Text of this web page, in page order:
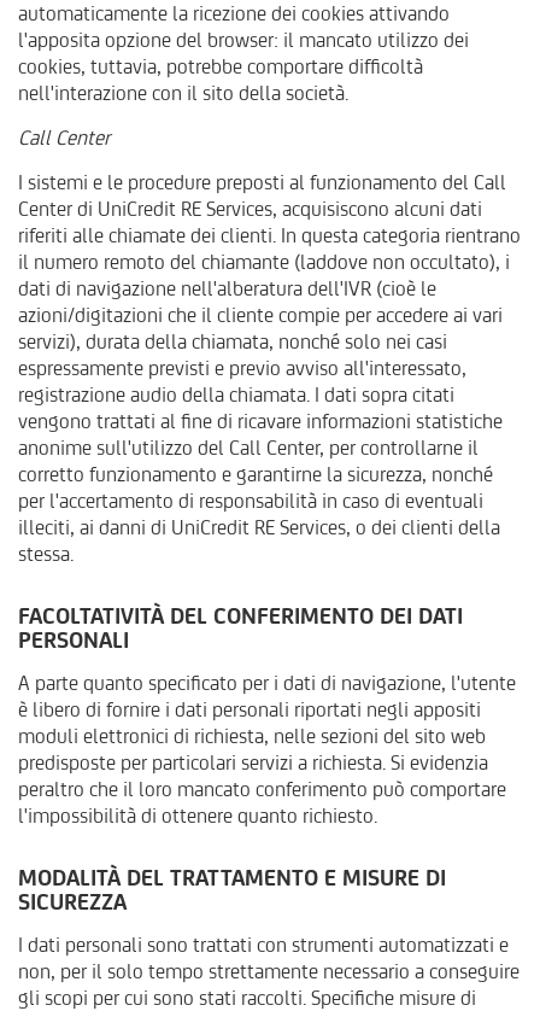
automaticamente la ricezione dei cookies attivando
l'apposita opzione del browser: il mancato utilizzo dei
cookies, tuttavia, potrebbe comportare difficoltà
nell'interazione con il sito della società.
Call Center
I sistemi e le procedure preposti al funzionamento del Call
Center di UniCredit RE Services, acquisiscono alcuni dati
riferiti alle chiamate dei clienti. In questa categoria rientrano
il numero remoto del chiamante (laddove non occultato), i
dati di navigazione nell'alberatura dell'IVR (cioè le
azioni/digitazioni che il cliente compie per accedere ai vari
servizi), durata della chiamata, nonché solo nei casi
espressamente previsti e previo avviso all'interessato,
registrazione audio della chiamata. I dati sopra citati
vengono trattati al fine di ricavare informazioni statistiche
anonime sull'utilizzo del Call Center, per controllarne il
corretto funzionamento e garantirne la sicurezza, nonché
per l'accertamento di responsabilità in caso di eventuali
illeciti, ai danni di UniCredit RE Services, o dei clienti della
stessa.
FACOLTATIVITÀ DEL CONFERIMENTO DEI DATI
PERSONALI
A parte quanto specificato per i dati di navigazione, l'utente
è libero di fornire i dati personali riportati negli appositi
moduli elettronici di richiesta, nelle sezioni del sito web
predisposte per particolari servizi a richiesta. Si evidenzia
peraltro che il loro mancato conferimento può comportare
l'impossibilità di ottenere quanto richiesto.
MODALITÀ DEL TRATTAMENTO E MISURE DI
SICUREZZA
I dati personali sono trattati con strumenti automatizzati e
non, per il solo tempo strettamente necessario a conseguire
gli scopi per cui sono stati raccolti. Specifiche misure di